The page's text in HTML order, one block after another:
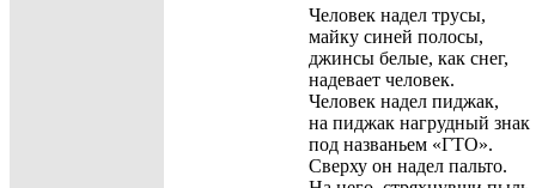
Человек надел трусы,
майку синей полосы,
джинсы белые, как снег,
надевает человек.
Человек надел пиджак,
на пиджак нагрудный знак
под названьем «ГТО».
Сверху он надел пальто.